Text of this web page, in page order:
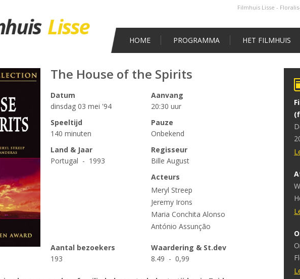
Filmhuis Lisse -
HOME PROGRAMMA HET FILMHUIS
The House of the Spirits
Datum
dinsdag 03 mei '94
Aanvang
20:30 uur
Speeltijd
140 minuten
Pauze
Onbekend
Land & Jaar
Portugal - 1993
Regisseur
Bille August
Acteurs
Meryl Streep
Jeremy Irons
Maria Conchita Alonso
António Assunção
Aantal bezoekers
193
Waardering & St.dev
8.49 - 0,99